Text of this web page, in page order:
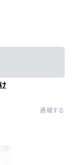
通報する